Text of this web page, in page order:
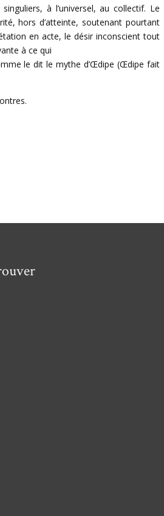
à l’universel, au collectif. Le
hors d’atteinte, soutenant pourtant
en acte, le désir inconscient tout
à ce qui
le dit le mythe d’Œdipe (Œdipe fait